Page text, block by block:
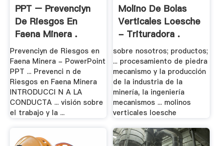
PPT – Prevenciуn
De Riesgos En
Faena Minera .
Prevenciуn de Riesgos en
Faena Minera - PowerPoint
PPT ... Prevenci n de
Riesgos en Faena Minera
INTRODUCCI N A LA
CONDUCTA ... visión sobre
el trabajo y la ...
Molino De Bolas
Verticales Loesche
- Trituradora .
sobre nosotros; productos;
... procesamiento de piedra
mecanismo y la producción
de la industria de la
minería, la ingeniería
mecanismos ... molinos
verticales loesche